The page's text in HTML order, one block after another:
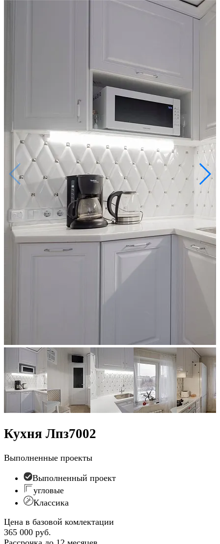
Кухня Лпз7002
Выполненные проекты
Выполненный проект
угловые
Классика
Цена в базовой комлектации
365 000 руб.